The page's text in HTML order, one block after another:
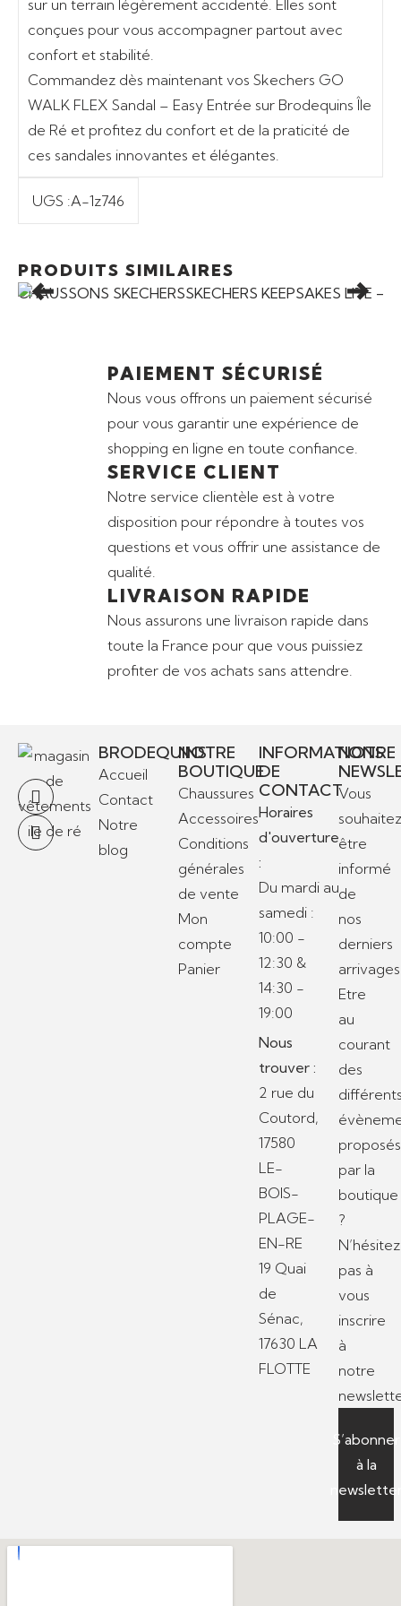
sur un terrain légèrement accidenté. Elles sont
conçues pour vous accompagner partout avec
confort et stabilité.
Commandez dès maintenant vos Skechers GO
WALK FLEX Sandal – Easy Entrée sur Brodequins Île
de Ré et profitez du confort et de la praticité de
ces sandales innovantes et élégantes.
UGS :A-1z746
PRODUITS SIMILAIRES
Ajouter au panier
Promo
CHAUSSONS SKECHERSSKECHERS KEEPSAKES LITE –
PAIEMENT SÉCURISÉ
Nous vous offrons un paiement sécurisé
pour vous garantir une expérience de
shopping en ligne en toute confiance.
SERVICE CLIENT
Notre service clientèle est à votre
disposition pour répondre à toutes vos
questions et vous offrir une assistance de
qualité.
LIVRAISON RAPIDE
Nous assurons une livraison rapide dans
toute la France pour que vous puissiez
profiter de vos achats sans attendre.
BRODEQUINS
Accueil
Contact
Notre
blog
NOTRE
BOUTIQUE
Chaussures
Accessoires
Conditions
générales
de vente
Mon
compte
Panier
INFORMATIONS
DE
CONTACT
Horaires
d'ouverture
:
Du mardi au
samedi :
10:00 -
12:30 &
14:30 -
19:00
Nous
trouver :
2 rue du
Coutord,
17580
LE-
BOIS-
PLAGE-
EN-RE
19 Quai
de
Sénac,
17630 LA
FLOTTE
NOTRE
Vous
être
informé
de
nos
derniers
Etre
au
courant
des
proposés
par la
boutique
?
N’hésitez
pas à
vous
inscrire
à
notre
S’abonner
à la